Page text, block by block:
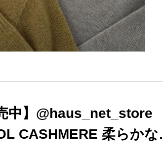
中】@haus_net_store
CASHMERE 柔らかな
旅行#島
山陰